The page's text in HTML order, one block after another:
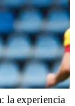
la experiencia